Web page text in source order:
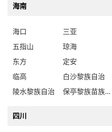
海南
海口 三亚
五指山
琼海
东方
定安
临高
白沙黎族自治
陵水黎族自治
保亭黎族苗族自治
四川